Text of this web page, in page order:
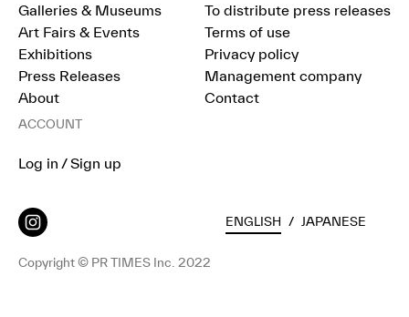
Galleries & Museums
Art Fairs & Events
Exhibitions
Press Releases
About
To distribute press releases
Terms of use
Privacy policy
Management company
Contact
ACCOUNT
Log in / Sign up
Copyright © PR TIMES Inc. 2022
ENGLISH / JAPANESE